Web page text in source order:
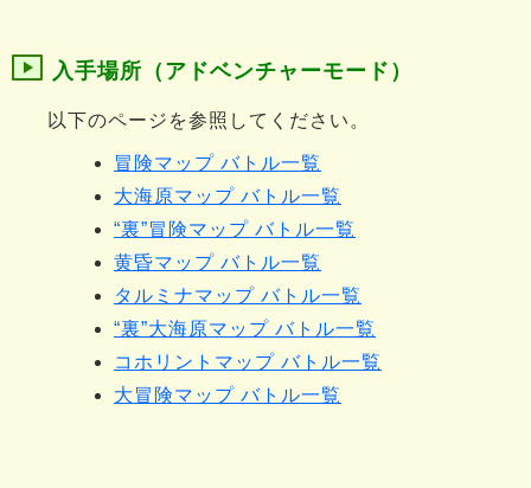
入手場所（アドベンチャーモード）
以下のページを参照してください。
冒険マップ バトル一覧
大海原マップ バトル一覧
“裏”冒険マップ バトル一覧
黄昏マップ バトル一覧
タルミナマップ バトル一覧
“裏”大海原マップ バトル一覧
コホリントマップ バトル一覧
大冒険マップ バトル一覧